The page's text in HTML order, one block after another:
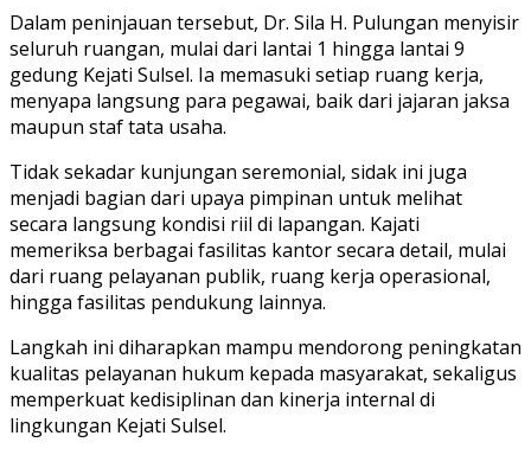
Dalam peninjauan tersebut, Dr. Sila H. Pulungan menyisir
seluruh ruangan, mulai dari lantai 1 hingga lantai 9
gedung Kejati Sulsel. Ia memasuki setiap ruang kerja,
menyapa langsung para pegawai, baik dari jajaran jaksa
maupun staf tata usaha.
Tidak sekadar kunjungan seremonial, sidak ini juga
menjadi bagian dari upaya pimpinan untuk melihat
secara langsung kondisi riil di lapangan. Kajati
memeriksa berbagai fasilitas kantor secara detail, mulai
dari ruang pelayanan publik, ruang kerja operasional,
hingga fasilitas pendukung lainnya.
Langkah ini diharapkan mampu mendorong peningkatan
kualitas pelayanan hukum kepada masyarakat, sekaligus
memperkuat kedisiplinan dan kinerja internal di
lingkungan Kejati Sulsel.